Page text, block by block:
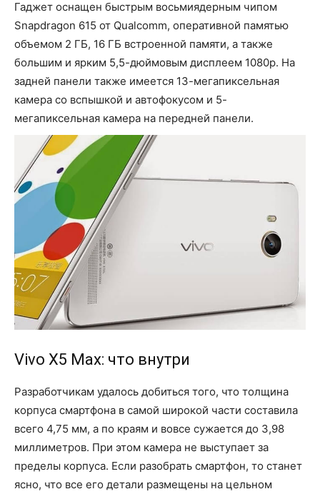
Гаджет оснащен быстрым восьмиядерным чипом
Snapdragon 615 от Qualcomm, оперативной памятью
объемом 2 ГБ, 16 ГБ встроенной памяти, а также
большим и ярким 5,5-дюймовым дисплеем 1080p. На
задней панели также имеется 13-мегапиксельная
камера со вспышкой и автофокусом и 5-
мегапиксельная камера на передней панели.
Vivo X5 Max: что внутри
Разработчикам удалось добиться того, что толщина
корпуса смартфона в самой широкой части составила
всего 4,75 мм, а по краям и вовсе сужается до 3,98
миллиметров. При этом камера не выступает за
пределы корпуса. Если разобрать смартфон, то станет
ясно, что все его детали размещены на цельном